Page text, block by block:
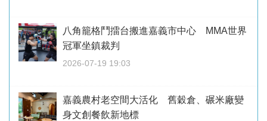
八角籠格鬥擂台搬進嘉義市中心 MMA世界
冠軍坐鎮裁判
2026-07-19 19:03
嘉義農村老空間大活化 舊穀倉、碾米廠變
身文創餐飲新地標